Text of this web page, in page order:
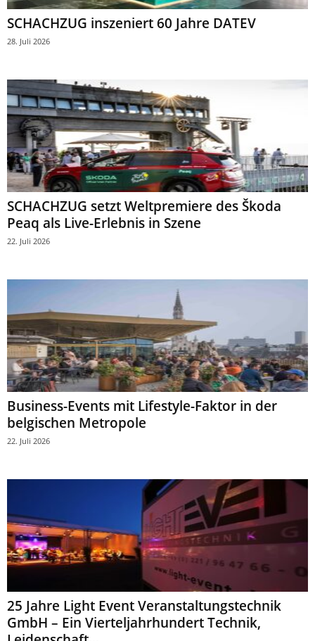
SCHACHZUG inszeniert 60 Jahre DATEV
28. Juli 2026
SCHACHZUG setzt Weltpremiere des Škoda
Peaq als Live-Erlebnis in Szene
22. Juli 2026
Business-Events mit Lifestyle-Faktor in der
belgischen Metropole
22. Juli 2026
25 Jahre Light Event Veranstaltungstechnik
GmbH – Ein Vierteljahrhundert Technik,